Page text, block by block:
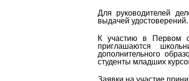
Для руководителей
выдачей удостоверений.
К участию в Первом
приглашаются
дополнительного
студенты младших
Заявки на участие